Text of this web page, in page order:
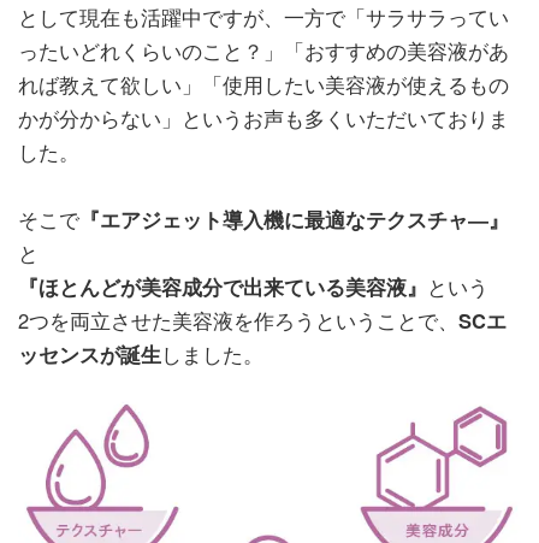
として現在も活躍中ですが、一方で「サラサラってい
ったいどれくらいのこと？」「おすすめの美容液があ
れば教えて欲しい」「使用したい美容液が使えるもの
かが分からない」というお声も多くいただいておりま
した。
そこで 『エアジェット導入機に最適なテクスチャ―』
と
『ほとんどが美容成分で出来ている美容液』 という
2つを両立させた美容液を作ろうということで、 SCエ
ッセンスが誕生しました。